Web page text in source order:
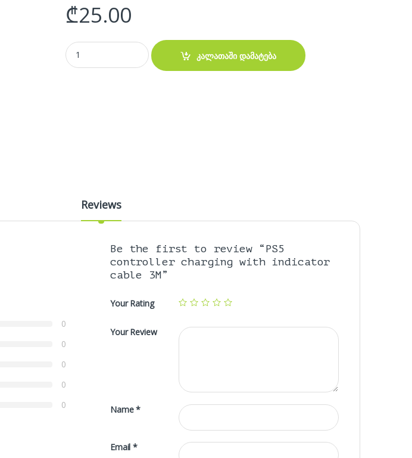
₾25.00
PS5 controller charging with indicator cable 3M quantity
კალათაში დამატება
Reviews
0
0
0
0
0
Be the first to review “PS5
controller charging with indicator
cable 3M”
Your Rating
Your Review
Name*
Email*